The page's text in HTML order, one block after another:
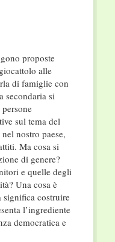
proposte
alle
di famiglie con
secondaria si
sul tema del
nostro paese,
Ma cosa si
di genere?
e quelle degli
Una cosa è
significa costruire
l’ingrediente
democratica e